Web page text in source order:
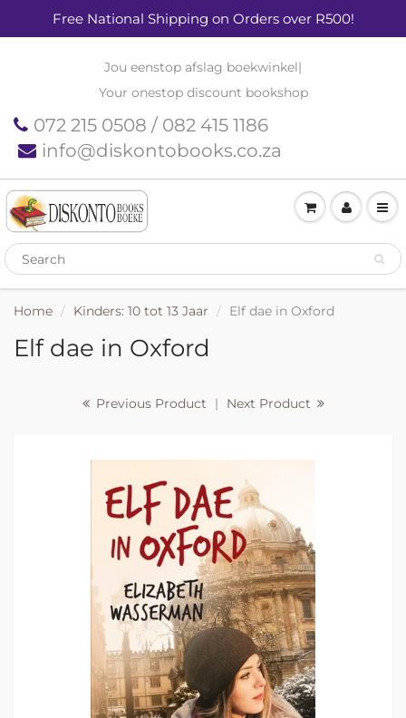
Free National Shipping on Orders over R500!
Jou eenstop afslag boekwinkel|
Your onestop discount bookshop
072 215 0508 / 082 415 1186
info@diskontobooks.co.za
Home Kinders: 10 tot 13 Jaar Elf dae in Oxford
Elf dae in Oxford
Previous Product | Next Product